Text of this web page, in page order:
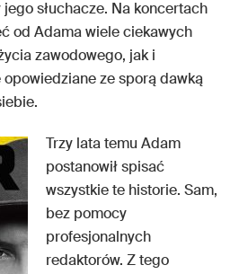
słuchacze. Na koncertach
od Adama wiele ciekawych
zawodowego, jak i
ze sporą dawką
Trzy lata temu Adam
postanowił spisać
wszystkie te historie. Sam,
bez pomocy
profesjonalnych
redaktorów. Z tego